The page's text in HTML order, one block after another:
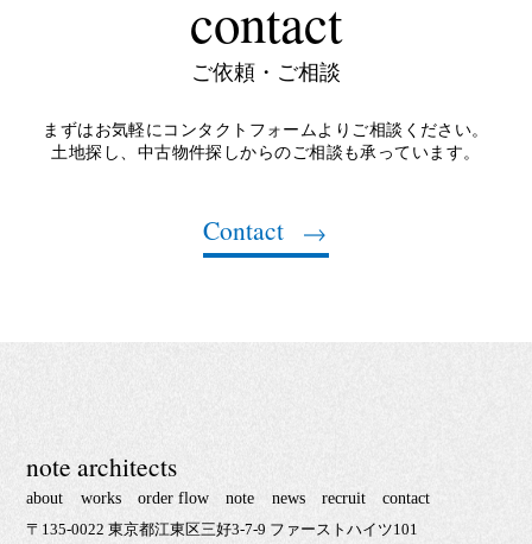
contact
ご依頼・ご相談
まずはお気軽にコンタクトフォームよりご相談ください。
土地探し、中古物件探しからのご相談も承っています。
Contact
note architects
about works order flow note news recruit contact
〒135-0022 東京都江東区三好3-7-9 ファーストハイツ101